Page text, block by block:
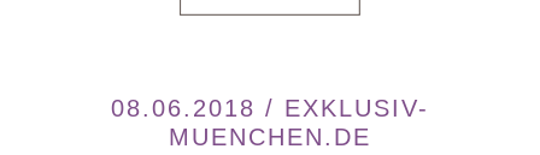
08.06.2018 / EXKLUSIV-
MUENCHEN.DE